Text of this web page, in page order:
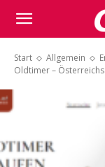
Carwebnews.com
Start Allgemein
Oldtimer –